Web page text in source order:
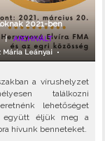
2021-ben
|ARCHIVÁLT
Mária Leányai •
a vírushelyzet
találkozni
lehetőséget
együtt éljük meg a
hívunk benneteket.